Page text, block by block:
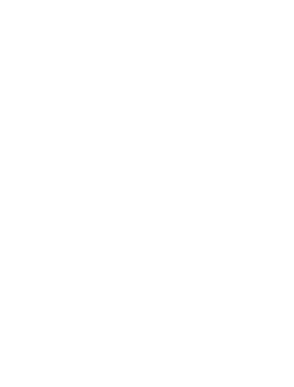
tradicionales: “Los
luchando por jornadas de
fines de semana. Abrimos
domingos son para estar
del pequeño comercio
superficies, que no les
considera que el derecho
abrir los domingos, las
vendan, pero en mi caso
El punto de vista